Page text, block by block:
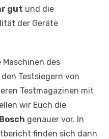
gut und die
der Geräte
des
Testsiegern von
Testmagazinen mit
wir Euch die
genauer vor. In
finden sich dann